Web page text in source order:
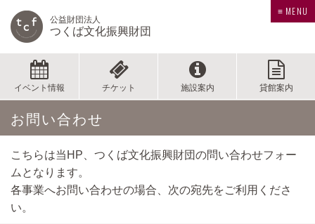
公益財団法人
つくば文化振興財団
≡ MENU
イベント情報 チケット 施設案内 貸館案内
お問い合わせ
こちらは当HP、つくば文化振興財団の問い合わせフォー
ムとなります。
各事業へお問い合わせの場合、次の宛先をご利用くださ
い。